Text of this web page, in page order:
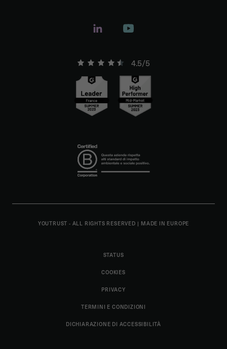
4.5/5
YOUTRUST - ALL RIGHTS RESERVED | MADE IN EUROPE
STATUS
COOKIES
PRIVACY
TERMINI E CONDIZIONI
DICHIARAZIONE DI ACCESSIBILITÀ